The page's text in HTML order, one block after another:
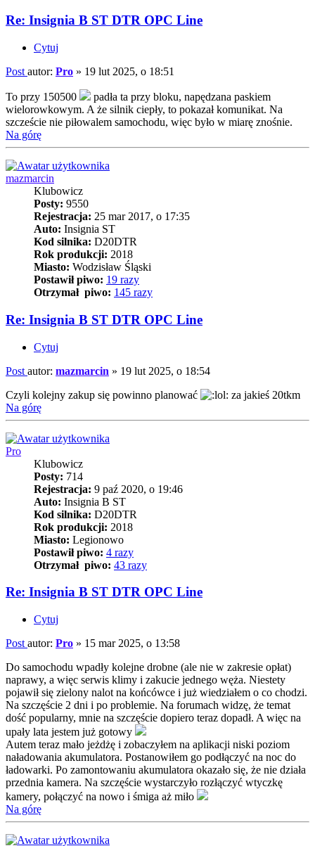
Re: Insignia B ST DTR OPC Line
Cytuj
Post autor: Pro » 19 lut 2025, o 18:51
To przy 150500
padła ta przy bloku, napędzana paskiem
wielorowkowym. A że silnik ciepły, to pokazał komunikat. Na
szczeście nie piłowalem samochodu, więc było w miarę znośnie.
Na górę
mazmarcin
Klubowicz
Posty: 9550
Rejestracja: 25 mar 2017, o 17:35
Auto: Insignia ST
Kod silnika: D20DTR
Rok produkcji: 2018
Miasto: Wodzisław Śląski
Postawił piwo: 19 razy
Otrzymał piwo: 145 razy
Re: Insignia B ST DTR OPC Line
Cytuj
Post autor: mazmarcin » 19 lut 2025, o 18:54
Czyli kolejny zakup się powinno planować
za jakieś 20tkm
Na górę
Pro
Klubowicz
Posty: 714
Rejestracja: 9 paź 2020, o 19:46
Auto: Insignia B ST
Kod silnika: D20DTR
Rok produkcji: 2018
Miasto: Legionowo
Postawił piwo: 4 razy
Otrzymał piwo: 43 razy
Re: Insignia B ST DTR OPC Line
Cytuj
Post autor: Pro » 15 mar 2025, o 13:58
Do samochodu wpadły kolejne drobne (ale nie w zakresie opłat)
naprawy, a więc serwis klimy i zakucie jednego węża. Niestety
pojawił się zielony nalot na końcówce i już wiedziałem o co chodzi.
Na szczęście 2 dni i po problemie. Na forumach widzę, że temat
dość popularny, mnie na szczęście dopiero teraz dopadł. A więc na
upały lata jestem już gotowy
Autem teraz mało jeżdżę i zobaczyłem na aplikacji niski poziom
naładowania akumulatora. Postanowiłem go podłączyć na noc do
ładowarki. Po zamontowaniu akumulatora okazało się, że nie działa
przednia kamera. Na szczęście wystarczyło rozłączyć wtyczkę
kamery, połączyć na nowo i śmiga aż miło
Na górę